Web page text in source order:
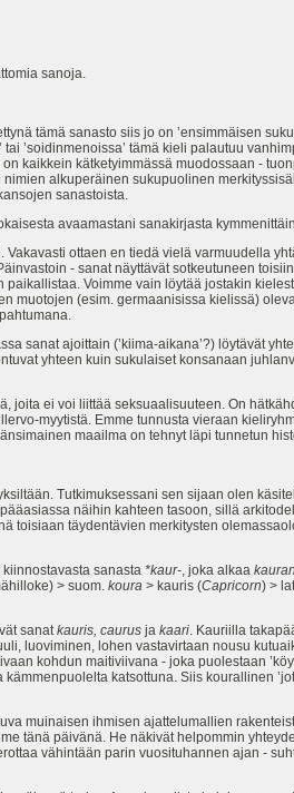
sanoja.
tämä sanasto siis jo on ’ensimmäisen
’soidinmenoissa’ tämä kieli palautuu
kaikkein kätketyimmässä muodossaan -
alkuperäinen sukupuolinen
sanastoista.
avaamastani sanakirjasta kymmenittäin.
ottaen en tiedä vielä varmuudella
- sanat näyttävät sotkeutuneen
Voimme vain löytää jostakin
muotojen (esim. germaanisissa kielissä)
ajoittain (’kiima-aikana’?) löytävät
yhteen kuin sukulaiset konsanaan
ei voi liittää seksuaalisuuteen. On
myytistä. Emme tunnusta vieraan
maailma on tehnyt läpi tunnetun
Tutkimuksessani sen sijaan olen
näihin kahteen tasoon, sillä
toisiaan täydentävien merkitysten
sanasta *kaur- , joka alkaa kauran
> suom. koura > kauris (Capricorn) > lat.
sanatkauris, caurus ja kaari. Kauriilla
luoviminen, lohen vastavirtaan nousu
kohdun maitiviivana - joka puolestaan
katsottuna. Siis kourallinen
muinaisen ihmisen ajattelumallien
tänä päivänä. He näkivät helpommin
vähintään parin vuosituhannen ajan -